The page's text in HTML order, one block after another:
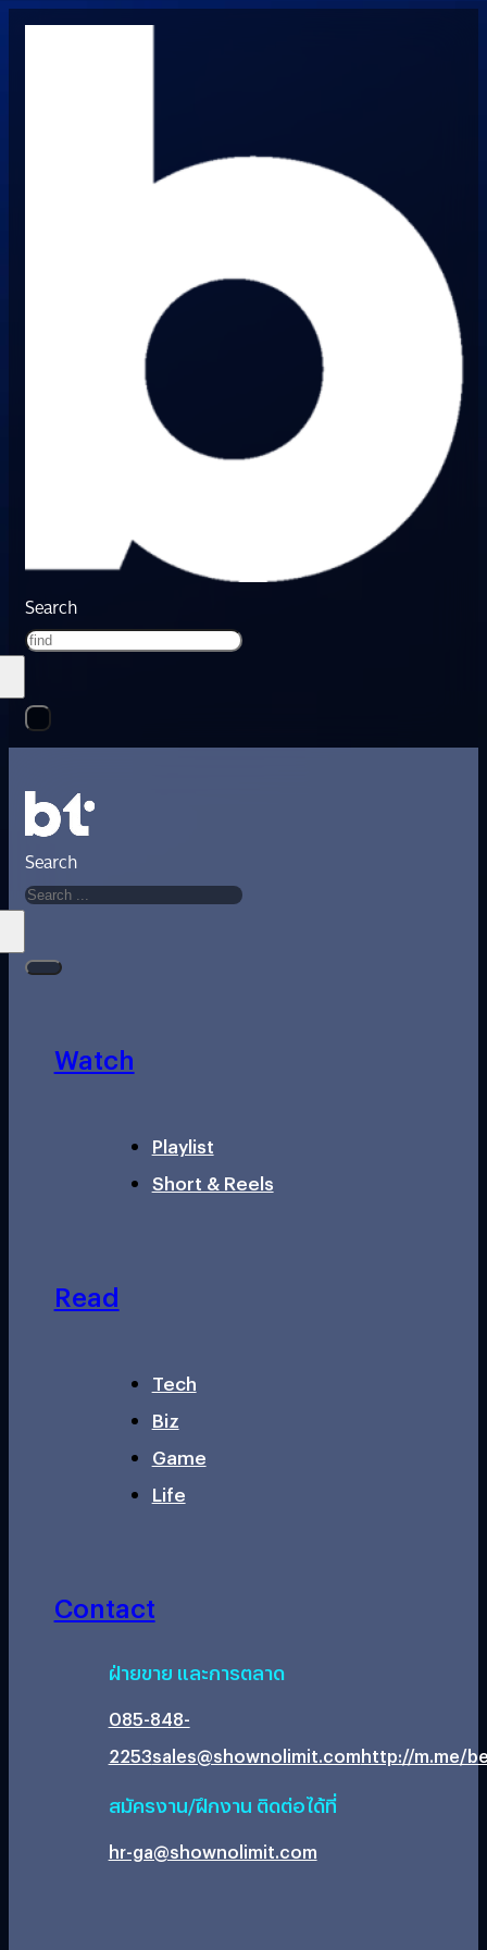
Search
Search
Watch
Playlist
Short & Reels
Read
Tech
Biz
Game
Life
Contact
ฝ่ายขาย และการตลาด
085-848-
2253sales@shownolimit.comhttp://m.me/
สมัครงาน/ฝึกงาน ติดต่อได้ที่
hr-ga@shownolimit.com